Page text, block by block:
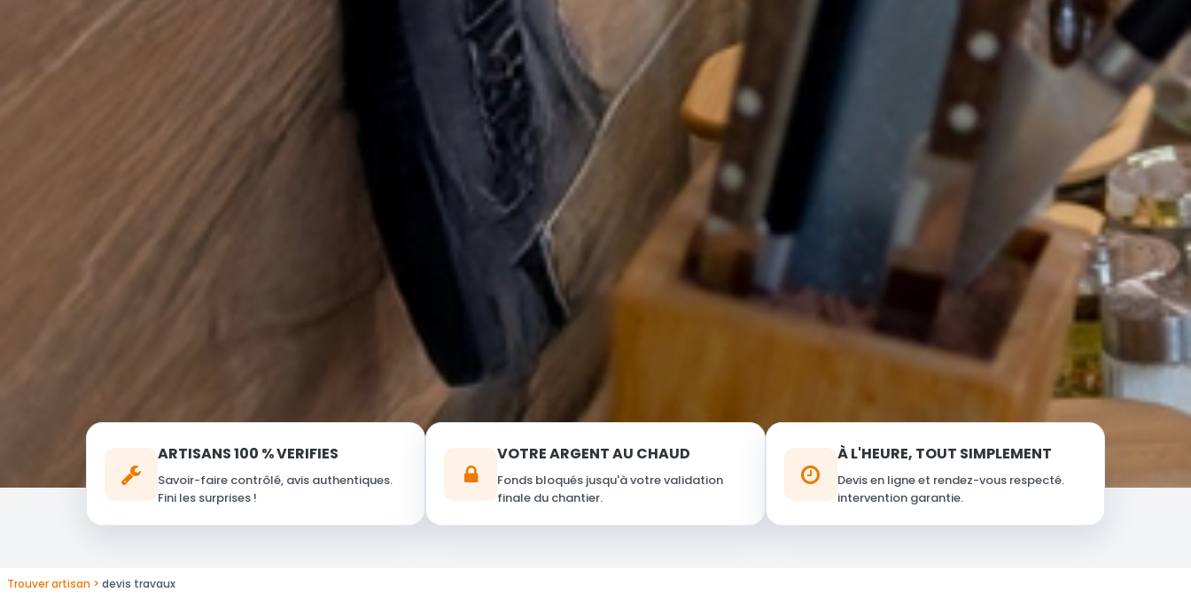
ARTISANS 100 % VERIFIES
Savoir-faire contrôlé, avis authentiques.
Fini les surprises !
VOTRE ARGENT AU CHAUD
Fonds bloqués jusqu'à votre validation
finale du chantier.
À L'HEURE, TOUT SIMPLEMENT
Devis en ligne et rendez-vous respecté.
intervention garantie.
Trouver artisan devis travaux